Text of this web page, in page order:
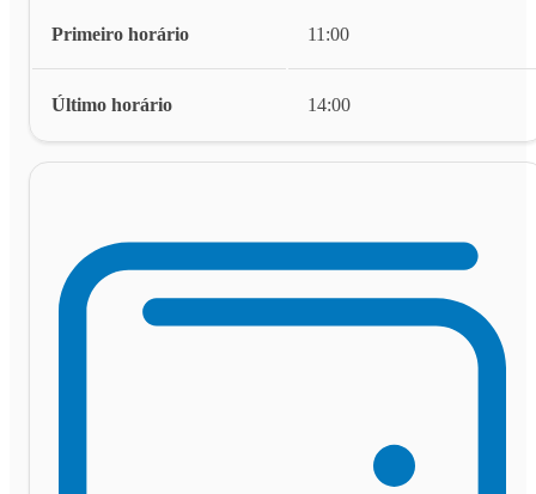
Primeiro horário 11:00
Último horário 14:00